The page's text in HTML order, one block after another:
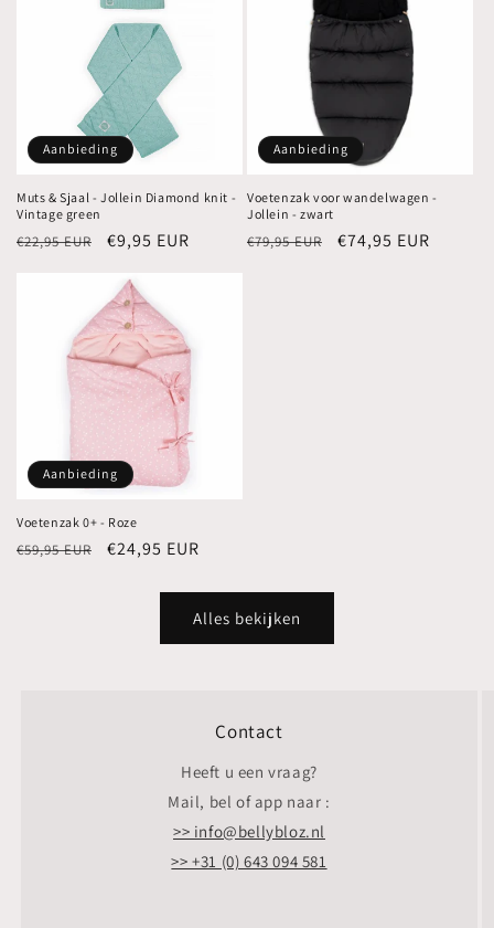
Aanbieding
Muts & Sjaal - Jollein Diamond knit -
Vintage green
Normale
€22,95 EUR Aanbiedingsprijs
€9,95 EUR
Aanbieding
Voetenzak voor wandelwagen -
Jollein - zwart
Normale
€79,95 EUR Aanbiedingsprijs
€74,95 EUR
Aanbieding
Voetenzak 0+ - Roze
Normale
€59,95 EUR Aanbiedingsprijs
€24,95 EUR
Alles bekijken
Contact
Heeft u een vraag?
Mail, bel of app naar :
>> info@bellybloz.nl
>> +31 (0) 643 094 581